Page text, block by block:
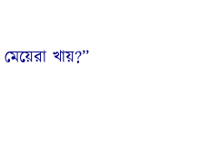
খায়?”